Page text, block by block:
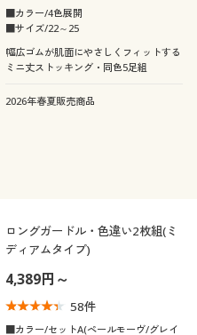
■カラー/4色展開
■サイズ/22～25
幅広ゴムが肌面にやさしくフィットする
ミニ丈ストッキング・同色5足組
2026年春夏販売商品
ロングガードル・色違い2枚組(ミ
ディアムタイプ)
4,389円～
58件
■カラー/セットA(ペールモーヴ/グレイ